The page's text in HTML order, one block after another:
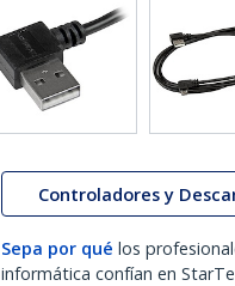
Controladores y
Sepa por qué los
informática confían en